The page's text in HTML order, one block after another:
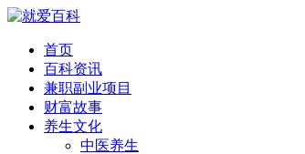
首页
百科资讯
兼职副业项目
财富故事
养生文化
中医养生